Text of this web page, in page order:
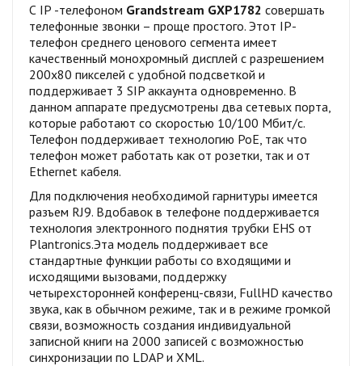
С ІР -телефоном Grandstream GXP1782 совершать
телефонные звонки – проще простого. Этот IP-
телефон среднего ценового сегмента имеет
качественный монохромный дисплей с разрешением
200x80 пикселей с удобной подсветкой и
поддерживает 3 SIP аккаунта одновременно. В
данном аппарате предусмотрены два сетевых порта,
которые работают со скоростью 10/100 Мбит/с.
Телефон поддерживает технологию PoE, так что
телефон может работать как от розетки, так и от
Ethernet кабеля.
Для подключения необходимой гарнитуры имеется
разъем RJ9. Вдобавок в телефоне поддерживается
технология электронного поднятия трубки EHS от
Plantronics.Эта модель поддерживает все
стандартные функции работы со входящими и
исходящими вызовами, поддержку
четырехсторонней конференц-связи, FullHD качество
звука, как в обычном режиме, так и в режиме громкой
связи, возможность создания индивидуальной
записной книги на 2000 записей с возможностью
синхронизации по LDAP и XML.